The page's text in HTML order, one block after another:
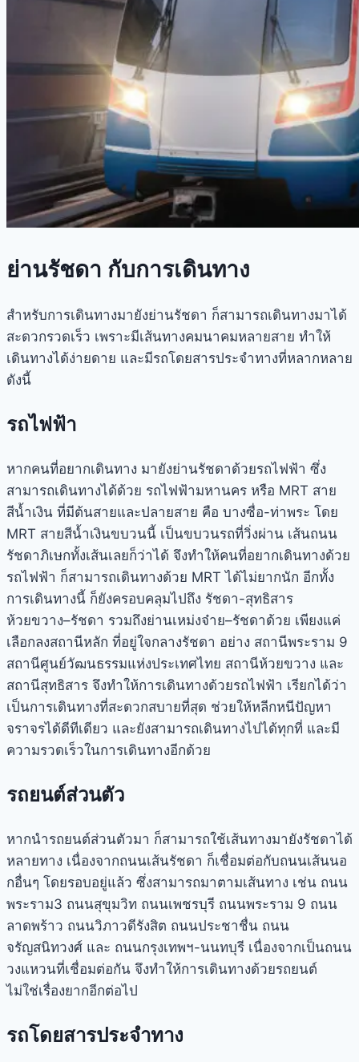
ย่านรัชดา กับการเดินทาง
สำหรับการเดินทางมายังย่านรัชดา ก็สามารถเดินทางมาได้
สะดวกรวดเร็ว เพราะมีเส้นทางคมนาคมหลายสาย ทำให้
เดินทางได้ง่ายดาย และมีรถโดยสารประจำทางที่หลากหลาย
ดังนี้
รถไฟฟ้า
หากคนที่อยากเดินทาง มายังย่านรัชดาด้วยรถไฟฟ้า ซึ่ง
สามารถเดินทางได้ด้วย รถไฟฟ้ามหานคร หรือ MRT สาย
สีน้ำเงิน ที่มีต้นสายและปลายสาย คือ บางซื่อ-ท่าพระ โดย
MRT สายสีน้ำเงินขบวนนี้ เป็นขบวนรถที่วิ่งผ่าน เส้นถนน
รัชดาภิเษกทั้งเส้นเลยก็ว่าได้ จึงทำให้คนที่อยากเดินทางด้วย
รถไฟฟ้า ก็สามารถเดินทางด้วย MRT ได้ไม่ยากนัก อีกทั้ง
การเดินทางนี้ ก็ยังครอบคลุมไปถึง รัชดา-สุทธิสาร
ห้วยขวาง–รัชดา รวมถึงย่านเหม่งจ๋าย–รัชดาด้วย เพียงแค่
เลือกลงสถานีหลัก ที่อยู่ใจกลางรัชดา อย่าง สถานีพระราม 9
สถานีศูนย์วัฒนธรรมแห่งประเทศไทย สถานีห้วยขวาง และ
สถานีสุทธิสาร จึงทำให้การเดินทางด้วยรถไฟฟ้า เรียกได้ว่า
เป็นการเดินทางที่สะดวกสบายที่สุด ช่วยให้หลีกหนีปัญหา
จราจรได้ดีทีเดียว และยังสามารถเดินทางไปได้ทุกที่ และมี
ความรวดเร็วในการเดินทางอีกด้วย
รถยนต์ส่วนตัว
หากนำรถยนต์ส่วนตัวมา ก็สามารถใช้เส้นทางมายังรัชดาได้
หลายทาง เนื่องจากถนนเส้นรัชดา ก็เชื่อมต่อกับถนนเส้นนอ
กอื่นๆ โดยรอบอยู่แล้ว ซึ่งสามารถมาตามเส้นทาง เช่น ถนน
พระราม3 ถนนสุขุมวิท ถนนเพชรบุรี ถนนพระราม 9 ถนน
ลาดพร้าว ถนนวิภาวดีรังสิต ถนนประชาชื่น ถนน
จรัญสนิทวงศ์ และ ถนนกรุงเทพฯ-นนทบุรี เนื่องจากเป็นถนน
วงแหวนที่เชื่อมต่อกัน จึงทำให้การเดินทางด้วยรถยนต์
ไม่ใช่เรื่องยากอีกต่อไป
รถโดยสารประจำทาง